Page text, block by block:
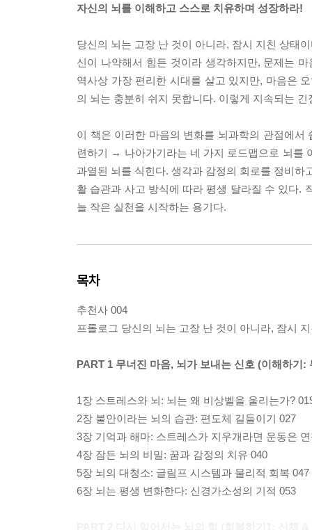
자신의 뇌를 이해하고 스스로 치유하며 성장하라!
당신의 뇌는 고장 난 것이 아니라, 잠시 지친 상태
신이 나약해서 힘든 것이라 생각하지만, 문제는
역사상 가장 편리한 시대를 살고 있지만, 마음은
의 뇌는 충분히 쉬지 못합니다. 이렇게 지속되는
이 책은 이러한 마음의 변화를 뇌과학의 관점에
련하기 → 나아가기라는 네 가지 로드맵으로 뇌를
과열된 뇌를 식힌다. 생각과 감정의 회로를 정비
활 습관과 사고 방식에 따라 평생 달라질 수 있다.
늘 작은 실천을 시작하는 용기다.
목차
추천사 004
프롤로그 당신의 뇌는 고장 난 것이 아니라, 잠시
PART 1 무너진 마음, 뇌가 보내는 신호 (이해하기:
1장 스트레스와 뇌: 뇌는 왜 비상벨을 울리는가?
2장 불안이라는 뇌의 습관: 편도체 길들이기 027
3장 기억과 해마: 스트레스가 지우개라면 운동은
4장 잠든 뇌의 비밀: 꿈과 감정의 치유 040
5장 뇌의 대청소: 글림프 시스템과 물리적 회복 047
6장 뇌는 평생 변화한다: 신경가소성의 기적 053